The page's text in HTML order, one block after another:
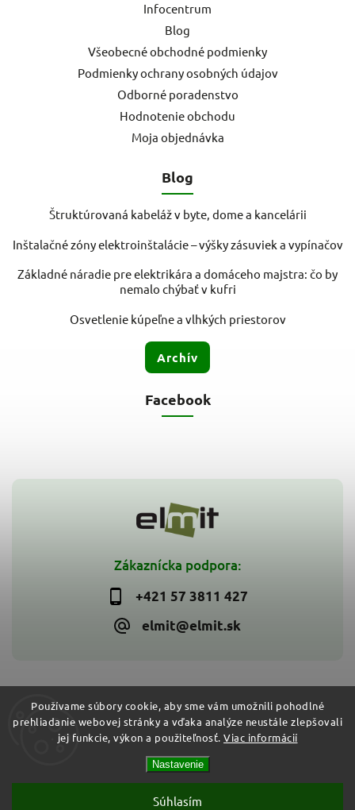
Používame súbory cookie, aby sme vám umožnili pohodlné
prehliadanie webovej stránky a vďaka analýze neustále zlepšovali
jej funkcie, výkon a použiteľnosť. Viac informácií
Nastavenie
Súhlasím
Zákaznícka podpora:
+421 57 3811 427
elmit@elmit.sk
Infocentrum
Blog
Všeobecné obchodné podmienky
Podmienky ochrany osobných údajov
Odborné poradenstvo
Hodnotenie obchodu
Moja objednávka
Blog
Štruktúrovaná kabeláž v byte, dome a kancelárii
Inštalačné zóny elektroinštalácie – výšky zásuviek a vypínačov
Základné náradie pre elektrikára a domáceho majstra: čo by
nemalo chýbať v kufri
Osvetlenie kúpeľne a vlhkých priestorov
Archív
Facebook
Copyright 2026ELMIT - Elektroinštalačný materiál, svietidlá.
Všetky práva vyhradené.
Shoptet| Design